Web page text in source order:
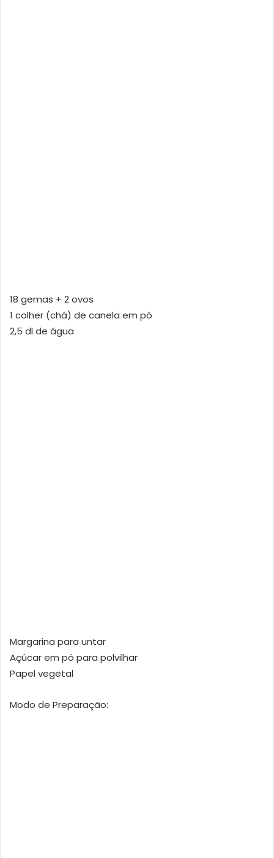
18 gemas + 2 ovos
1 colher (chá) de canela em pó
2,5 dl de água
Margarina para untar
Açúcar em pó para polvilhar
Papel vegetal
Modo de Preparação: